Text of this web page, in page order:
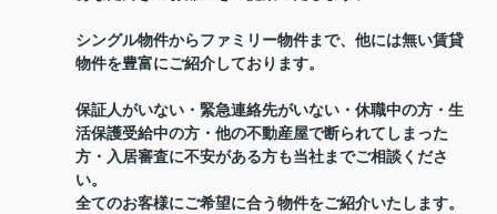
シングル物件からファミリー物件まで、他には無い賃貸
物件を豊富にご紹介しております。
保証人がいない・緊急連絡先がいない・休職中の方・生
活保護受給中の方・他の不動産屋で断られてしまった
方・入居審査に不安がある方も当社までご相談くださ
い。
全てのお客様にご希望に合う物件をご紹介いたします。